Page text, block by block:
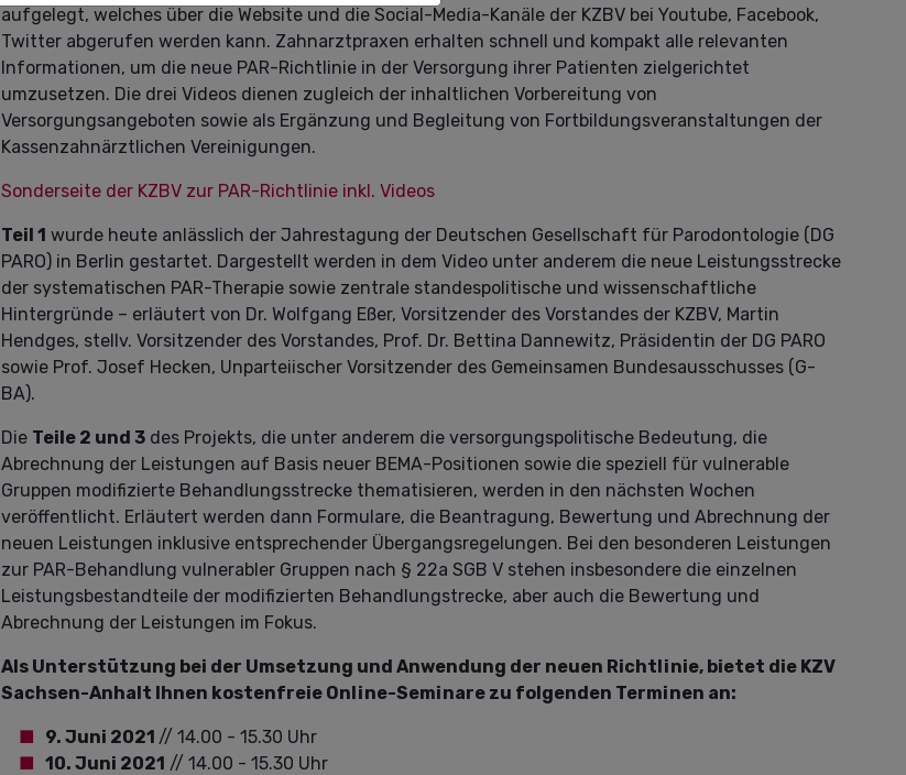
aufgelegt, welches über die Website und die Social-Media-Kanäle der KZBV bei Youtube, Facebook,
Twitter abgerufen werden kann. Zahnarztpraxen erhalten schnell und kompakt alle relevanten
Informationen, um die neue PAR-Richtlinie in der Versorgung ihrer Patienten zielgerichtet
umzusetzen. Die drei Videos dienen zugleich der inhaltlichen Vorbereitung von
Versorgungsangeboten sowie als Ergänzung und Begleitung von Fortbildungsveranstaltungen der
Kassenzahnärztlichen Vereinigungen.
Sonderseite der KZBV zur PAR-Richtlinie inkl. Videos
Teil 1 wurde heute anlässlich der Jahrestagung der Deutschen Gesellschaft für Parodontologie (DG
PARO) in Berlin gestartet. Dargestellt werden in dem Video unter anderem die neue Leistungsstrecke
der systematischen PAR-Therapie sowie zentrale standespolitische und wissenschaftliche
Hintergründe – erläutert von Dr. Wolfgang Eßer, Vorsitzender des Vorstandes der KZBV, Martin
Hendges, stellv. Vorsitzender des Vorstandes, Prof. Dr. Bettina Dannewitz, Präsidentin der DG PARO
sowie Prof. Josef Hecken, Unparteiischer Vorsitzender des Gemeinsamen Bundesausschusses (G-
BA).
Die Teile 2 und 3 des Projekts, die unter anderem die versorgungspolitische Bedeutung, die
Abrechnung der Leistungen auf Basis neuer BEMA-Positionen sowie die speziell für vulnerable
Gruppen modifizierte Behandlungsstrecke thematisieren, werden in den nächsten Wochen
veröffentlicht. Erläutert werden dann Formulare, die Beantragung, Bewertung und Abrechnung der
neuen Leistungen inklusive entsprechender Übergangsregelungen. Bei den besonderen Leistungen
zur PAR-Behandlung vulnerabler Gruppen nach § 22a SGB V stehen insbesondere die einzelnen
Leistungsbestandteile der modifizierten Behandlungstrecke, aber auch die Bewertung und
Abrechnung der Leistungen im Fokus.
Als Unterstützung bei der Umsetzung und Anwendung der neuen Richtlinie, bietet die KZV
Sachsen-Anhalt Ihnen kostenfreie Online-Seminare zu folgenden Terminen an:
9. Juni 2021 // 14.00 - 15.30 Uhr
10. Juni 2021 // 14.00 - 15.30 Uhr